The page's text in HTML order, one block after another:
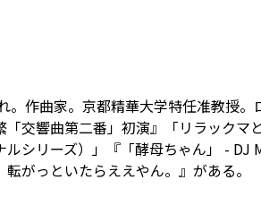
。作曲家。京都精華大学特任准教授
「交響曲第二番」初演』「リラックマ
シリーズ）」『「酵母ちゃん」 - DJ
がっといたらええやん。』がある。